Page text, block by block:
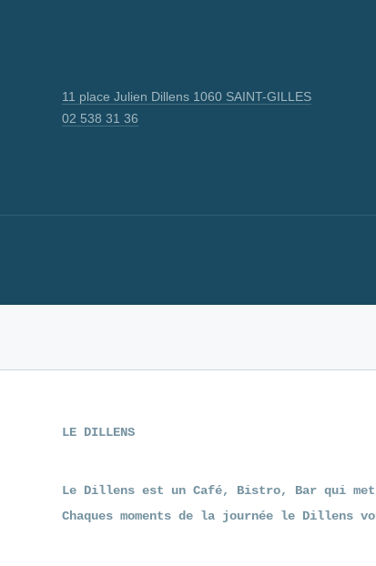
11 place Julien Dillens 1060 SAINT-GILLES
02 538 31 36
LE DILLENS
Le Dillens est un Café, Bistro, Bar qui met
Chaques moments de la journée le